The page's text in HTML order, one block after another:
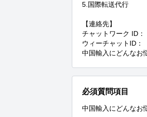
5.国際転送代行
【連絡先】
チャットワーク ID
ウィーチャットID：
中国輸入にどんなお
必須質問項目
中国輸入にどんなお